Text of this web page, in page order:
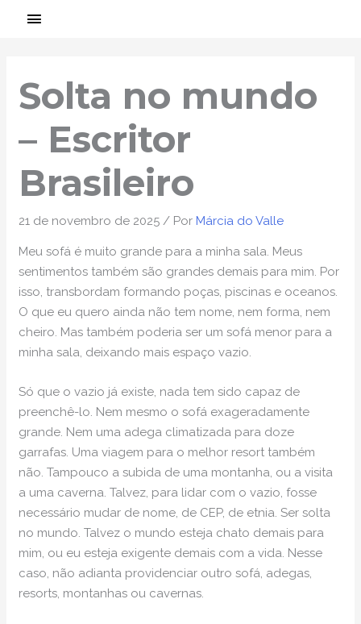
MENU
Solta no mundo
– Escritor
Brasileiro
21 de novembro de 2025/ Por Márcia do Valle
Meu sofá é muito grande para a minha sala. Meus
sentimentos também são grandes demais para mim. Por
isso, transbordam formando poças, piscinas e oceanos.
O que eu quero ainda não tem nome, nem forma, nem
cheiro. Mas também poderia ser um sofá menor para a
minha sala, deixando mais espaço vazio.
Só que o vazio já existe, nada tem sido capaz de
preenchê-lo. Nem mesmo o sofá exageradamente
grande. Nem uma adega climatizada para doze
garrafas. Uma viagem para o melhor resort também
não. Tampouco a subida de uma montanha, ou a visita
a uma caverna. Talvez, para lidar com o vazio, fosse
necessário mudar de nome, de CEP, de etnia. Ser solta
no mundo. Talvez o mundo esteja chato demais para
mim, ou eu esteja exigente demais com a vida. Nesse
caso, não adianta providenciar outro sofá, adegas,
resorts, montanhas ou cavernas.